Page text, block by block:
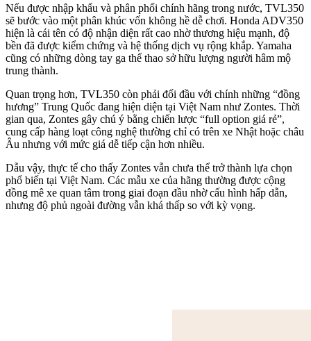
Nếu được nhập khẩu và phân phối chính hãng trong nước, TVL350
sẽ bước vào một phân khúc vốn không hề dễ chơi. Honda ADV350
hiện là cái tên có độ nhận diện rất cao nhờ thương hiệu mạnh, độ
bền đã được kiểm chứng và hệ thống dịch vụ rộng khắp. Yamaha
cũng có những dòng tay ga thể thao sở hữu lượng người hâm mộ
trung thành.
Quan trọng hơn, TVL350 còn phải đối đầu với chính những “đồng
hương” Trung Quốc đang hiện diện tại Việt Nam như Zontes. Thời
gian qua, Zontes gây chú ý bằng chiến lược “full option giá rẻ”,
cung cấp hàng loạt công nghệ thường chỉ có trên xe Nhật hoặc châu
Âu nhưng với mức giá dễ tiếp cận hơn nhiều.
Dẫu vậy, thực tế cho thấy Zontes vẫn chưa thể trở thành lựa chọn
phổ biến tại Việt Nam. Các mẫu xe của hãng thường được cộng
đồng mê xe quan tâm trong giai đoạn đầu nhờ cấu hình hấp dẫn,
nhưng độ phủ ngoài đường vẫn khá thấp so với kỳ vọng.